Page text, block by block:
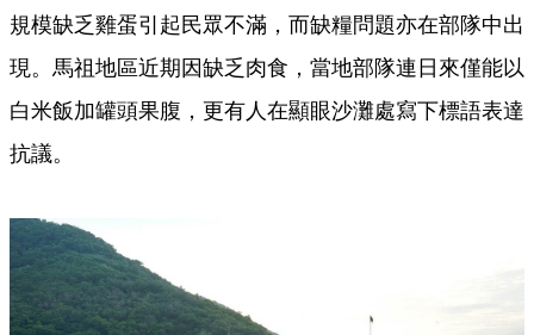
規模缺乏雞蛋引起民眾不滿，而缺糧問題亦在部隊中出
現。馬祖地區近期因缺乏肉食，當地部隊連日來僅能以
白米飯加罐頭果腹，更有人在顯眼沙灘處寫下標語表達
抗議。